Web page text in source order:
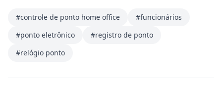
#controle de ponto home office
#funcionários
#ponto eletrônico
#registro de ponto
#relógio ponto